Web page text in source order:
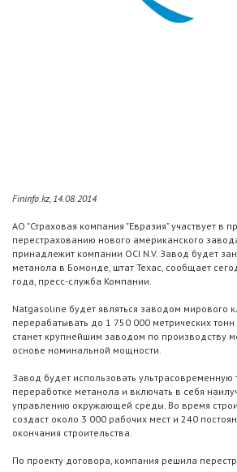
Fininfo.kz, 14.08.2014
АО "Страховая компания "Евразия" участвует в
перестрахованию нового американского
принадлежит компании OCI N.V. Завод будет
метанола в Бомонде, штат Техас, сообщает
года, пресс-служба Компании.
Natgasoline будет являться заводом мирового
перерабатывать до 1 750 000 метрических
станет крупнейшим заводом по производству
основе номинальной мощности.
Завод будет использовать ультрасовременную
переработке метанола и включать в себя
управлению окружающей среды. Во время
создаст около 3 000 рабочих мест и 240
окончания строительства.
По проекту договора, компания решила